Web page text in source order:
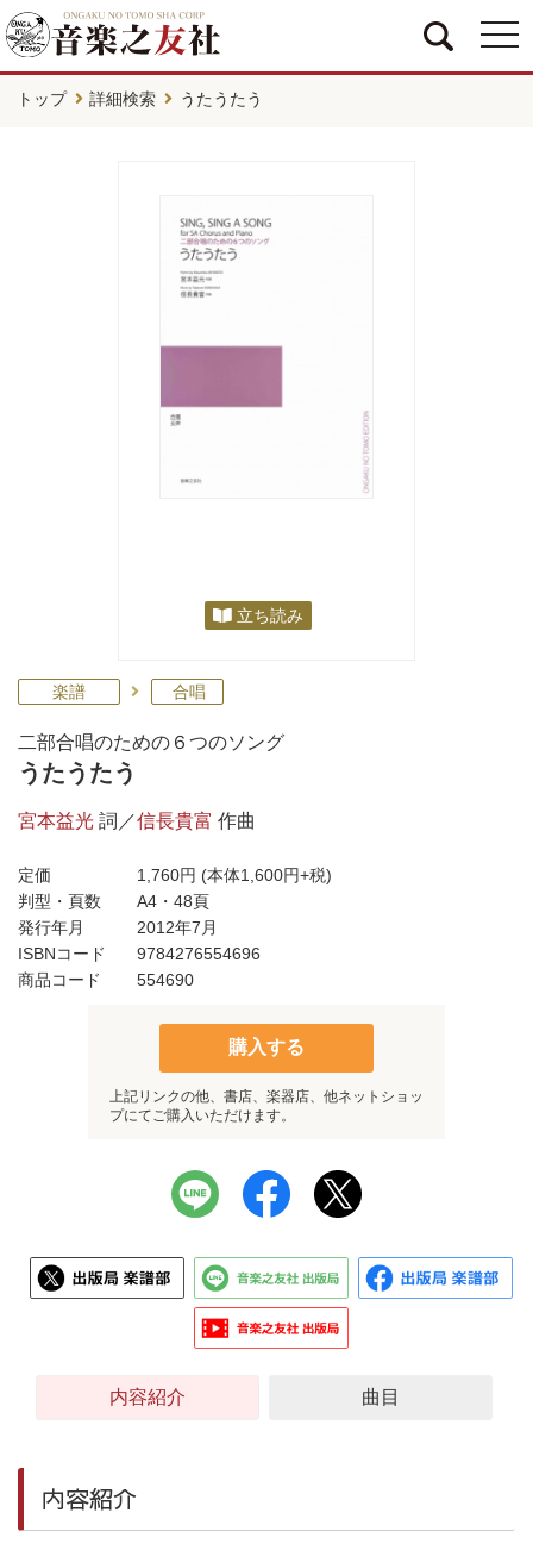
トップ 詳細検索 うたうたう
立ち読み
楽譜 合唱
二部合唱のための６つのソング
うたうたう
宮本益光 詞／信長貴富 作曲
定価 1,760円 (本体1,600円+税)
判型・頁数
A4・48頁
発行年月
2012年7月
ISBNコード
9784276554696
商品コード
554690
購入する
上記リンクの他、書店、楽器店、他ネットショッ
プにてご購入いただけます。
内容紹介 曲目
内容紹介